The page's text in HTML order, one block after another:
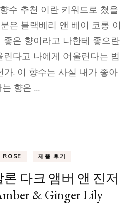
수 추천 이란 키워드로 쳤을
은 블랙베리 앤 베이 코롱 이
좋은 향이라고 나한테 좋으란
린다고 나에게 어울린다는 법
. 이 향수는 사실 내가 좋아
향은 …
제품 후기
다크 앰버 앤 진저
& Ginger Lily